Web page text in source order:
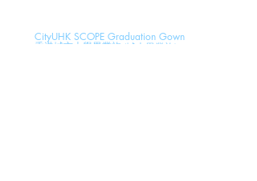
CityUHK SCOPE Graduation Gown
香港城市大學畢業袍